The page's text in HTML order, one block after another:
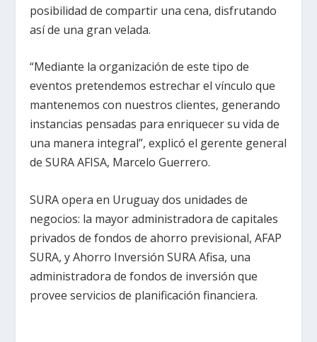
posibilidad de compartir una cena, disfrutando
así de una gran velada.
“Mediante la organización de este tipo de
eventos pretendemos estrechar el vínculo que
mantenemos con nuestros clientes, generando
instancias pensadas para enriquecer su vida de
una manera integral”, explicó el gerente general
de SURA AFISA, Marcelo Guerrero.
SURA opera en Uruguay dos unidades de
negocios: la mayor administradora de capitales
privados de fondos de ahorro previsional, AFAP
SURA, y Ahorro Inversión SURA Afisa, una
administradora de fondos de inversión que
provee servicios de planificación financiera.